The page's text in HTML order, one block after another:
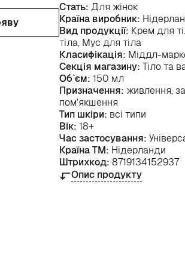
Стать: Для жінок
Країна виробник:
Вид продукції: Крем для
тіла, Мус для тіла
Класифікація: Міддл-
Секція магазину: Тіло та
Об`єм: 150 мл
Призначення: живлення,
пом'якшення
Тип шкіри: всі типи
Вік: 18+
Час застосування:
Країна ТМ: Нідерланди
Штрихкод: 8719134152937
Опис продукту